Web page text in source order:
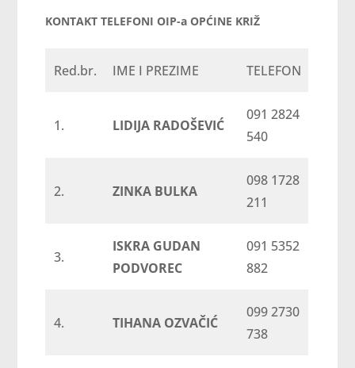
KONTAKT TELEFONI OIP-a OPĆINE KRIŽ
Red.br. IME I PREZIME TELEFON
1. LIDIJA RADOŠEVIĆ
091 2824
540
2. ZINKA BULKA
098 1728
211
3.
ISKRA GUDAN
PODVOREC
091 5352
882
4. TIHANA OZVAČIĆ
099 2730
738